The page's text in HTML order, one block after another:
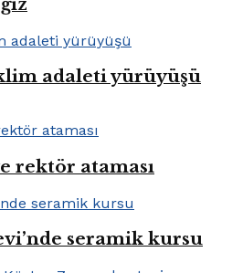
adaleti yürüyüşü
rektör ataması
seramik kursu